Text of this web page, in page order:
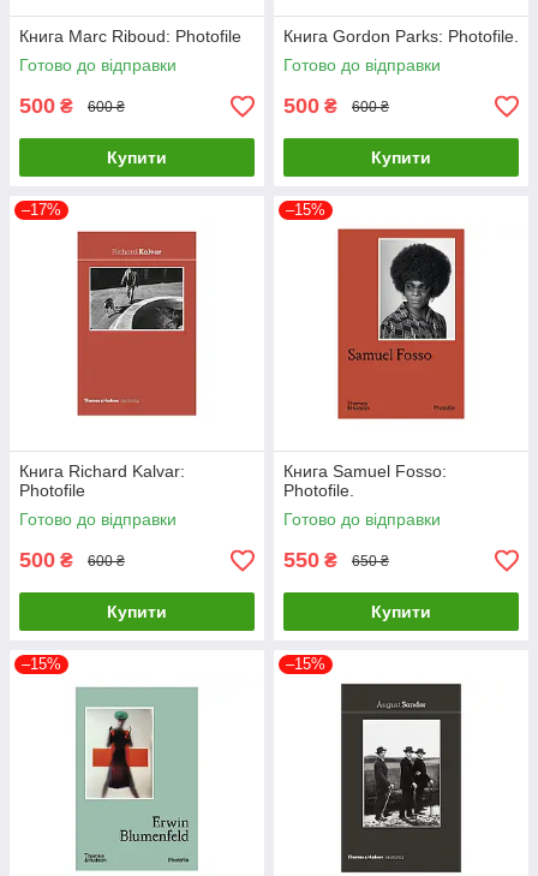
Книга Marc Riboud: Photofile
Готово до відправки
500 ₴ 600 ₴
Купити
Книга Gordon Parks: Photofile.
Готово до відправки
500 ₴ 600 ₴
Купити
–17%
Книга Richard Kalvar:
Photofile
Готово до відправки
500 ₴ 600 ₴
Купити
–15%
Книга Samuel Fosso:
Photofile.
Готово до відправки
550 ₴ 650 ₴
Купити
–15% –15%